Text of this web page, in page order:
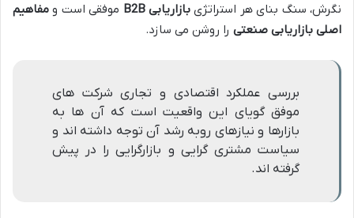
نگرش، سنگ بنای هر استراتژی بازاریابی B2B موفقی است و مفاهیم
اصلی بازاریابی صنعتی را روشن می سازد.
بررسی عملکرد اقتصادی و تجاری شرکت های
موفق گویای این واقعیت است که آن ها به
بازارها و نیازهای روبه رشد آن توجه داشته اند و
سیاست مشتری گرایی و بازارگرایی را در پیش
گرفته اند.